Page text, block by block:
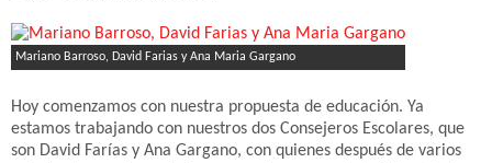
Mariano Barroso, David Farias y Ana Maria Gargano
Hoy comenzamos con nuestra propuesta de educación. Ya
estamos trabajando con nuestros dos Consejeros Escolares, que
son David Farías y Ana Gargano, con quienes después de varios